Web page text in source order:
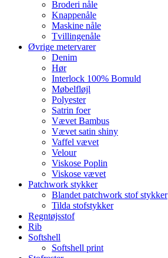
Broderi nåle
Knappenåle
Maskine nåle
Tvillingenåle
Øvrige metervarer
Denim
Hør
Interlock 100% Bomuld
Møbelfløjl
Polyester
Satrin foer
Vævet Bambus
Vævet satin shiny
Vaffel vævet
Velour
Viskose Poplin
Viskose vævet
Patchwork stykker
Blandet patchwork stof stykker
Tilda stofstykker
Regntøjsstof
Rib
Softshell
Softshell print